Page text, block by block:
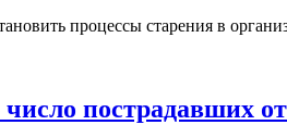
процессы старения в
пострадавших